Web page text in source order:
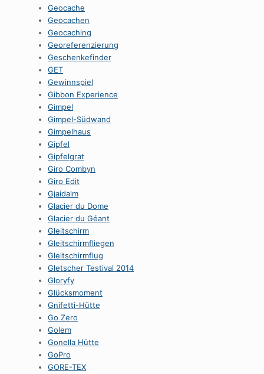
Geocache
Geocachen
Geocaching
Georeferenzierung
Geschenkefinder
GET
Gewinnspiel
Gibbon Experience
Gimpel
Gimpel-Südwand
Gimpelhaus
Gipfel
Gipfelgrat
Giro Combyn
Giro Edit
Gjaidalm
Glacier du Dome
Glacier du Géant
Gleitschirm
Gleitschirmfliegen
Gleitschirmflug
Gletscher Testival 2014
Gloryfy
Glücksmoment
Gnifetti-Hütte
Go Zero
Golem
Gonella Hütte
GoPro
GORE-TEX